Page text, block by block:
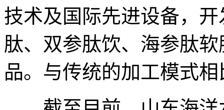
技术及国际先进设备，
肽、双参肽饮、海参肽
品。与传统的加工模式